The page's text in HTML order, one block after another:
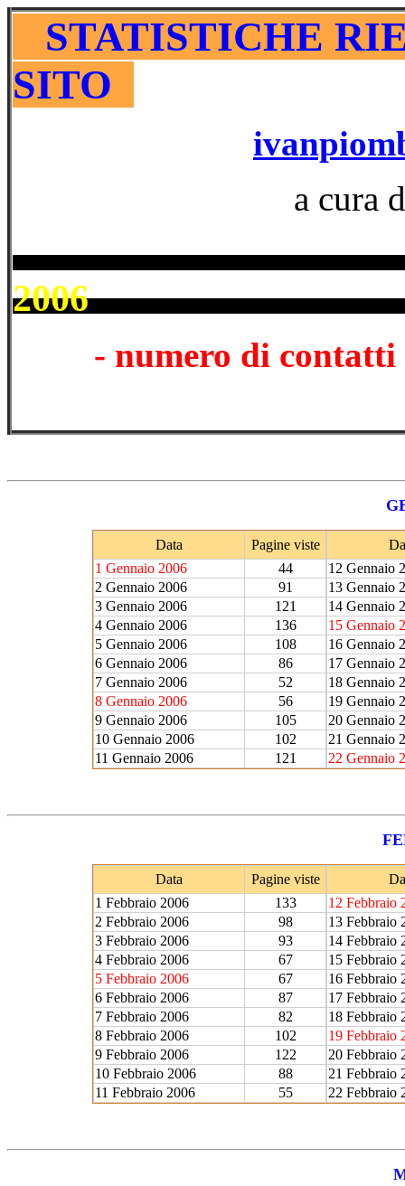
STATISTICHE
SITO
a cura
2006
- numero di
Data
Pagine viste
1 Gennaio 2006
44
2 Gennaio 2006
91
3 Gennaio 2006
121
4 Gennaio 2006
136
5 Gennaio 2006
108
6 Gennaio 2006
86
7 Gennaio 2006
52
8 Gennaio 2006
56
9 Gennaio 2006
105
10 Gennaio 2006
102
11 Gennaio 2006
121
12 Gennaio
13 Gennaio
14 Gennaio
15 Gennaio
16 Gennaio
17 Gennaio
18 Gennaio
19 Gennaio
20 Gennaio
21 Gennaio
22 Gennaio
Data
Pagine viste
1 Febbraio 2006
133
2 Febbraio 2006
98
3 Febbraio 2006
93
4 Febbraio 2006
67
5 Febbraio 2006
67
6 Febbraio 2006
87
7 Febbraio 2006
82
8 Febbraio 2006
102
9 Febbraio 2006
122
10 Febbraio 2006
88
11 Febbraio 2006
55
12 Febbraio
13 Febbraio
14 Febbraio
15 Febbraio
16 Febbraio
17 Febbraio
18 Febbraio
19 Febbraio
20 Febbraio
21 Febbraio
22 Febbraio